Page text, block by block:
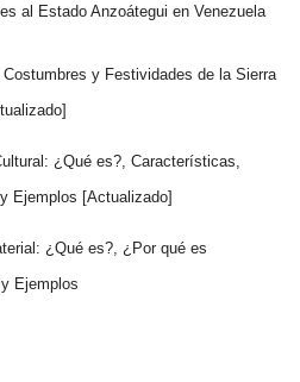
al Estado Anzoátegui en Venezuela
y Festividades de la Sierra
¿Qué es?, Características,
Ejemplos [Actualizado]
¿Qué es?, ¿Por qué es
Ejemplos